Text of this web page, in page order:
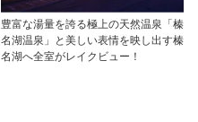
豊富な湯量を誇る極上の天然温泉「榛
名湖温泉」と美しい表情を映し出す榛
名湖へ全室がレイクビュー！